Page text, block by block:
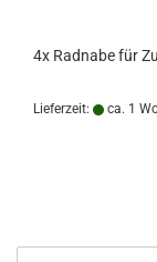
4x Radnabe für
Lieferzeit: ca. 1